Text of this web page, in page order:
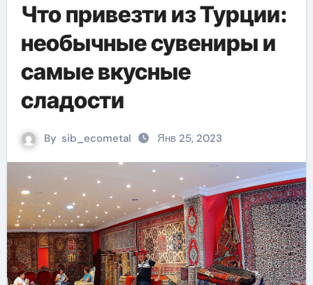
Что привезти из Турции:
необычные сувениры и
самые вкусные
сладости
By sib_ecometal Янв 25, 2023